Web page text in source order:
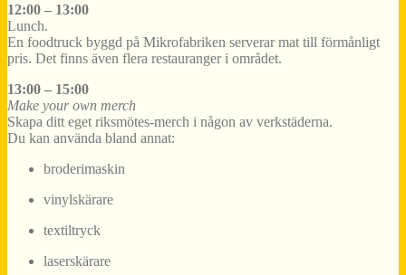
12:00 – 13:00
Lunch.
En foodtruck byggd på Mikrofabriken serverar mat till förmånligt
pris. Det finns även flera restauranger i området.
13:00 – 15:00
Make your own merch
Skapa ditt eget riksmötes-merch i någon av verkstäderna.
Du kan använda bland annat:
broderimaskin
vinylskärare
textiltryck
laserskärare